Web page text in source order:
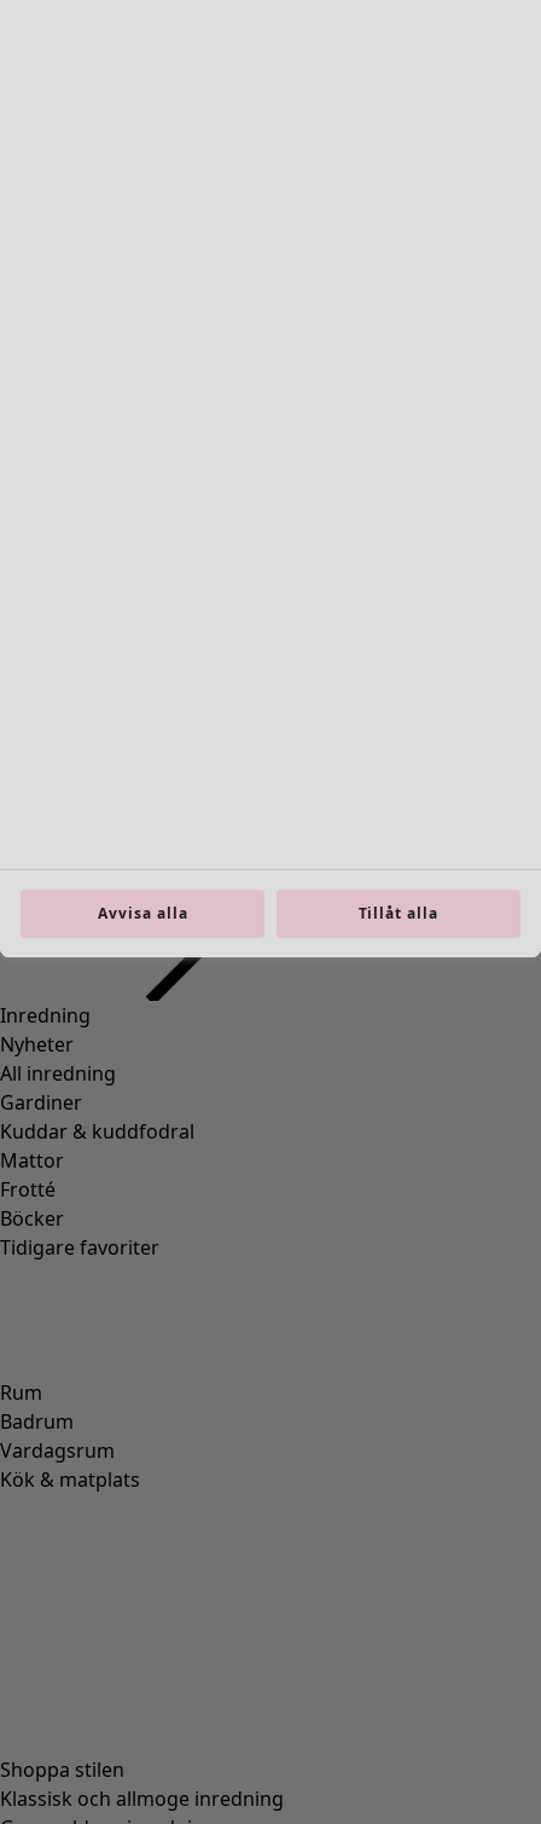
Inredning
Nyheter
All inredning
Gardiner
Kuddar & kuddfodral
Mattor
Frotté
Böcker
Tidigare favoriter
Rum
Badrum
Vardagsrum
Kök & matplats
Shoppa stilen
Klassisk och allmoge inredning
Avvisa alla Tillåt alla